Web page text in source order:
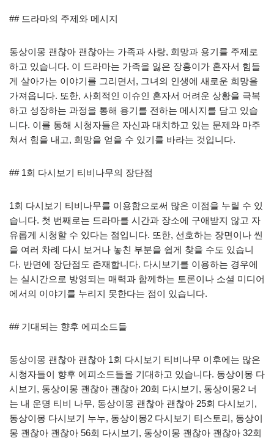
## 드라마의 주제와 메시지
동상이몽 괜찮아 괜찮아는 가족과 사랑, 희망과 용기를 주제로
하고 있습니다. 이 드라마는 가족을 잃은 장홍이가 혼자서 힘들
게 살아가는 이야기를 그리면서, 그녀의 인생에 새로운 희망을
가져옵니다. 또한, 사회적인 이슈인 혼자서 어려운 상황을 극복
하고 성장하는 과정을 통해 용기를 전하는 메시지를 담고 있습
니다. 이를 통해 시청자들은 자신과 대치하고 있는 문제와 마주
쳐서 힘을 내고, 희망을 얻을 수 있기를 바라는 것입니다.
## 1회 다시보기 티비나무의 장단점
1회 다시보기 티비나무를 이용함으로써 많은 이점을 누릴 수 있
습니다. 첫 번째로는 드라마를 시간과 장소에 구애받지 않고 자
유롭게 시청할 수 있다는 점입니다. 또한, 선호하는 장면이나 씬
을 여러 차례 다시 보거나 놓친 부분을 쉽게 찾을 수도 있습니
다. 반면에 장단점도 존재합니다. 다시보기를 이용하는 경우에
는 실시간으로 방영되는 매력과 함께하는 토론이나 소셜 미디어
에서의 이야기를 누리지 못한다는 점이 있습니다.
## 기대되는 향후 에피소드들
동상이몽 괜찮아 괜찮아 1회 다시보기 티비나무 이후에는 많은
시청자들이 향후 에피소드들을 기대하고 있습니다. 동상이몽 다
시보기, 동상이몽 괜찮아 괜찮아 20회 다시보기, 동상이몽2 너
는 내 운명 티비 나무, 동상이몽 괜찮아 괜찮아 25회 다시보기,
동상이몽 다시보기 누누, 동상이몽2 다시보기 티스토리, 동상이
몽 괜찮아 괜찮아 56회 다시보기, 동상이몽 괜찮아 괜찮아 32회